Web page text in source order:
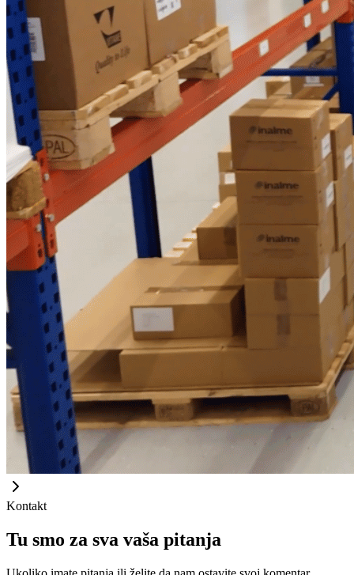
Kontakt
Tu smo za sva vaša pitanja